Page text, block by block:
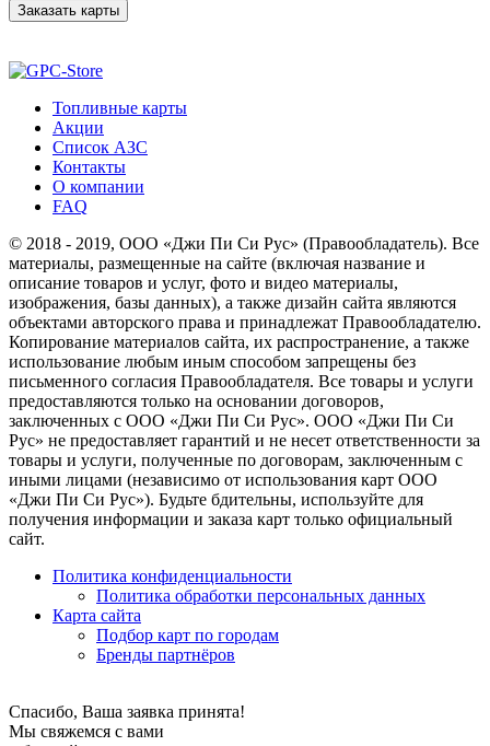
Заказать карты
Топливные карты
Акции
Список АЗС
Контакты
О компании
FAQ
© 2018 - 2019, ООО «Джи Пи Си Рус» (Правообладатель). Все
материалы, размещенные на сайте (включая название и
описание товаров и услуг, фото и видео материалы,
изображения, базы данных), а также дизайн сайта являются
объектами авторского права и принадлежат Правообладателю.
Копирование материалов сайта, их распространение, а также
использование любым иным способом запрещены без
письменного согласия Правообладателя. Все товары и услуги
предоставляются только на основании договоров,
заключенных с ООО «Джи Пи Си Рус». ООО «Джи Пи Си
Рус» не предоставляет гарантий и не несет ответственности за
товары и услуги, полученные по договорам, заключенным с
иными лицами (независимо от использования карт ООО
«Джи Пи Си Рус»). Будьте бдительны, используйте для
получения информации и заказа карт только официальный
сайт.
Политика конфиденциальности
Политика обработки персональных данных
Карта сайта
Подбор карт по городам
Бренды партнёров
Спасибо, Ваша заявка принята!
Мы свяжемся с вами